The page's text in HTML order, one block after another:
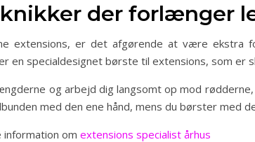
der forlænger
extensions, er det afgørende at være ekstra
en specialdesignet børste til extensions, som er
og arbejd dig langsomt op mod
med den ene hånd, mens du børster med
om extensions specialist århus